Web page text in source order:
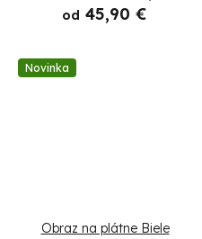
geometria béžová
od 45,90 €
Novinka
Obraz na plátne Biele